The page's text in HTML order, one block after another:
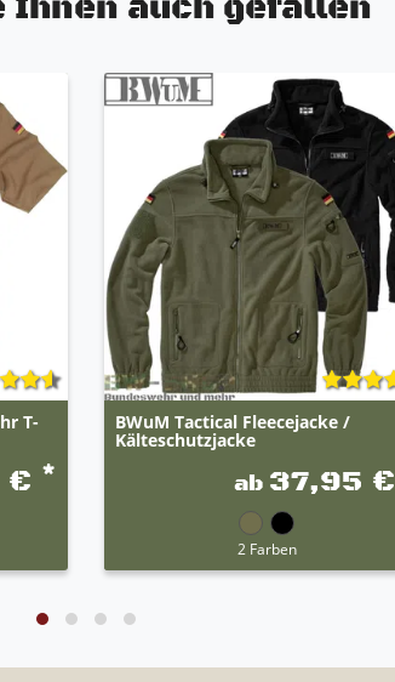
T-
€ *
BWuM Tactical Fleecejacke /
Kälteschutzjacke
ab 37,95 €
2 Farben